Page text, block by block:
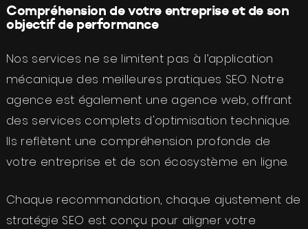
Compréhension de votre entreprise et de son
objectif de performance
Nos services ne se limitent pas à l’application
mécanique des meilleures pratiques SEO. Notre
agence est également une agence web, offrant
des services complets d'optimisation technique.
Ils reflètent une compréhension profonde de
votre entreprise et de son écosystème en ligne.
Chaque recommandation, chaque ajustement de
stratégie SEO est conçu pour aligner votre